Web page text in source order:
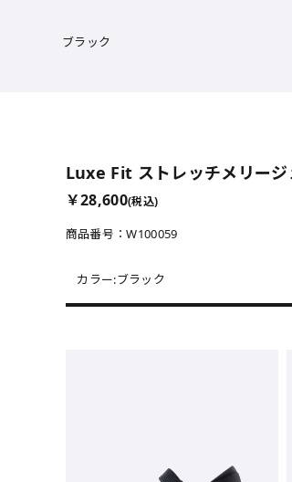
ブラック
Luxe Fit ストレッチメリージ
￥28,600(税込)
商品番号：W100059
カラー:ブラック
21.5cm